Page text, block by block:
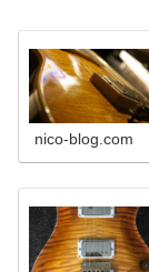
nico-blog.com